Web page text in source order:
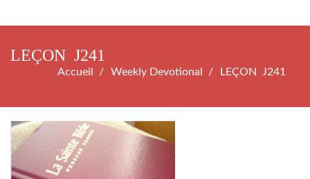
LEÇON J241
Accueil Weekly Devotional LEÇON J241